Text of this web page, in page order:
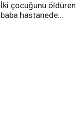
İki çocuğunu öldüren
baba hastanede